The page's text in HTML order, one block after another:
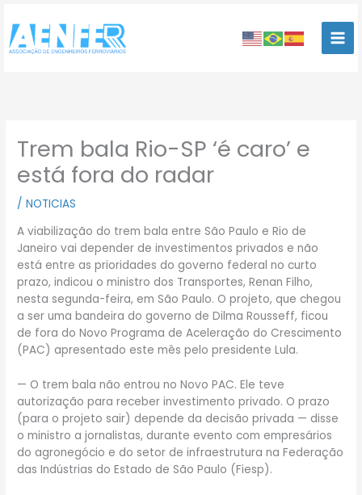
para
conteúdo
Trem bala Rio-SP ‘é caro’ e
está fora do radar
/NOTICIAS
A viabilização do trem bala entre São Paulo e Rio de
Janeiro vai depender de investimentos privados e não
está entre as prioridades do governo federal no curto
prazo, indicou o ministro dos Transportes, Renan Filho,
nesta segunda-feira, em São Paulo. O projeto, que chegou
a ser uma bandeira do governo de Dilma Rousseff, ficou
de fora do Novo Programa de Aceleração do Crescimento
(PAC) apresentado este mês pelo presidente Lula.
— O trem bala não entrou no Novo PAC. Ele teve
autorização para receber investimento privado. O prazo
(para o projeto sair) depende da decisão privada — disse
o ministro a jornalistas, durante evento com empresários
do agronegócio e do setor de infraestrutura na Federação
das Indústrias do Estado de São Paulo (Fiesp).